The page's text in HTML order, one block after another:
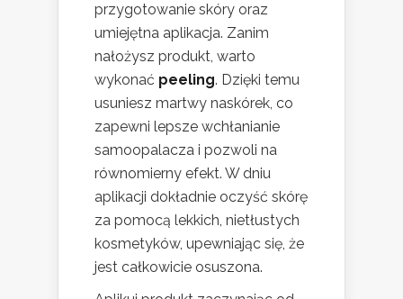
przygotowanie skóry oraz
umiejętna aplikacja. Zanim
nałożysz produkt, warto
wykonać peeling. Dzięki temu
usuniesz martwy naskórek, co
zapewni lepsze wchłanianie
samoopalacza i pozwoli na
równomierny efekt. W dniu
aplikacji dokładnie oczyść skórę
za pomocą lekkich, nietłustych
kosmetyków, upewniając się, że
jest całkowicie osuszona.